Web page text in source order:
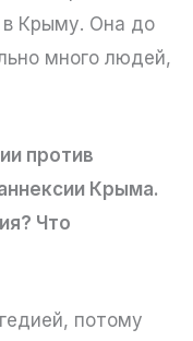
Крыму. Она до
много людей,
против
Крыма.
Что
потому